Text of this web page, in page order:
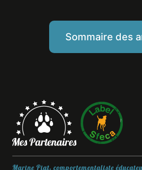
Sommaire des
Marine Piat, comportementaliste